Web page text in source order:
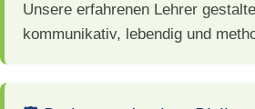
Unsere erfahrenen Lehrer
kommunikativ, lebendig und